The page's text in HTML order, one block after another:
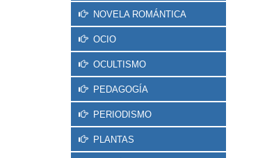
NOVELA ROMÁNTICA
OCIO
OCULTISMO
PEDAGOGÍA
PERIODISMO
PLANTAS